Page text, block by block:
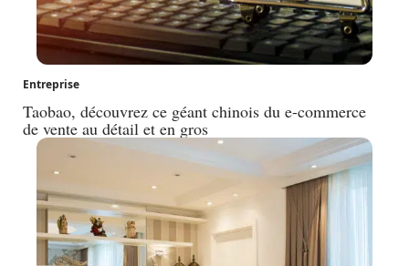
Entreprise
Taobao, découvrez ce géant chinois du e-commerce
de vente au détail et en gros